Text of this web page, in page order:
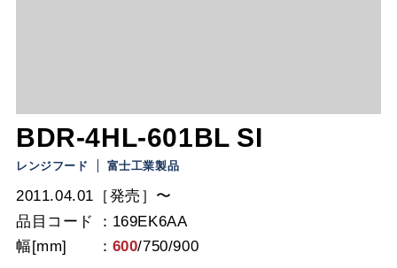
BDR-4HL-601BL SI
レンジフード 富士工業製品
2011.04.01［発売］〜
品目コード
169EK6AA
幅[mm]
600/750/900